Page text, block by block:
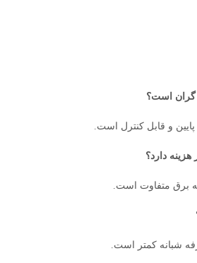
گران است؟
پایین و قابل کنترل است.
دارد؟
برق متفاوت است.
شبانه کمتر است.